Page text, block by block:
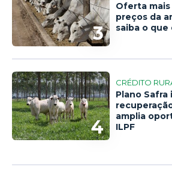
3
Oferta
preços da
saiba o
4
CRÉDITO
Plano Safra
amplia
ILPF